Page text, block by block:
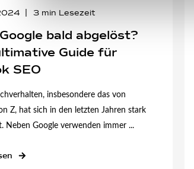
3 min Lesezeit
bald abgelöst?
Guide für
SEO
insbesondere das von
Z, hat sich in den letzten Jahren stark
Neben Google verwenden immer ...